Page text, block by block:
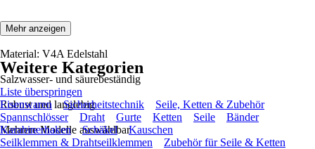
Eigenschaften:
Material: V4A Edelstahl
Salzwasser- und säurebeständig
Robust und langlebig
Mehrere Modelle auswählbar
Mehr anzeigen
Weitere Kategorien
Liste überspringen
Eisenwaren
Sicherheitstechnik
Seile, Ketten & Zubehör
Spannschlösser
Draht Gurte Ketten Seile
Bänder
Karabinerhaken
Schäkel
Kauschen
Seilklemmen & Drahtseilklemmen
Zubehör für Seile & Ketten